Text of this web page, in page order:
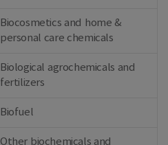
Biocosmetics and home &
personal care chemicals
Biological agrochemicals and
fertilizers
Biofuel
Other biochemicals and